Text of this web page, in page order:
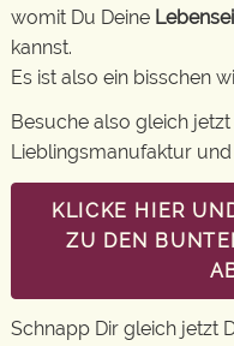
womit Du Deine
kannst.
Es ist also ein bisschen
Besuche also gleich
Lieblingsmanufaktur
KLICKE HIER
ZU DEN
Schnapp Dir gleich jetzt